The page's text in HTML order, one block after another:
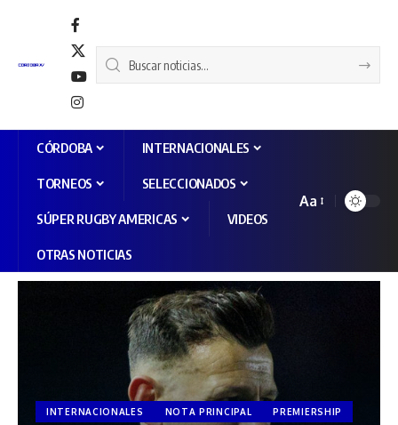
CÓRDOBA INTERNACIONALES
TORNEOS SELECCIONADOS
SÚPER RUGBY AMERICAS VIDEOS
OTRAS NOTICIAS
Aa
INTERNACIONALES NOTA PRINCIPAL PREMIERSHIP